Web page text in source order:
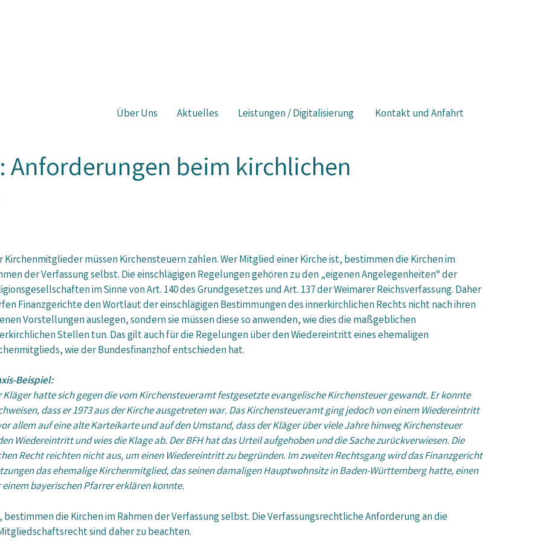
Über Uns Aktuelles Leistungen / Digitalisierung Kontakt und Anfahrt
beim kirchlichen
Kirchenmitglieder müssen Kirchensteuern zahlen. Wer Mitglied einer Kirche ist, bestimmen die Kirchen im
der Verfassung selbst. Die einschlägigen Regelungen gehören zu den „eigenen Angelegenheiten“ der
im Sinne von Art. 140 des Grundgesetzes und Art. 137 der Weimarer Reichsverfassung. Daher
Finanzgerichte den Wortlaut der einschlägigen Bestimmungen des innerkirchlichen Rechts nicht nach ihren
Vorstellungen auslegen, sondern sie müssen diese so anwenden, wie dies die maßgeblichen
Stellen tun. Das gilt auch für die Regelungen über den Wiedereintritt eines ehemaligen
wie der Bundesfinanzhof entschieden hat.
Beispiel:
Kläger hatte sich gegen die vom Kirchensteueramt festgesetzte evangelische Kirchensteuer gewandt. Er konnte
dass er 1973 aus der Kirche ausgetreten war. Das Kirchensteueramt ging jedoch von einem Wiedereintritt
allem auf eine alte Karteikarte und auf den Umstand, dass der Kläger über viele Jahre hinweg Kirchensteuer
Wiedereintritt und wies die Klage ab. Der BFH hat das Urteil aufgehoben und die Sache zurückverwiesen. Die
Recht reichten nicht aus, um einen Wiedereintritt zu begründen. Im zweiten Rechtsgang wird das Finanzgericht
das ehemalige Kirchenmitglied, das seinen damaligen Hauptwohnsitz in Baden-Württemberg hatte, einen
bayerischen Pfarrer erklären konnte.
die Kirchen im Rahmen der Verfassung selbst. Die Verfassungsrechtliche Anforderung an die
sind daher zu beachten.